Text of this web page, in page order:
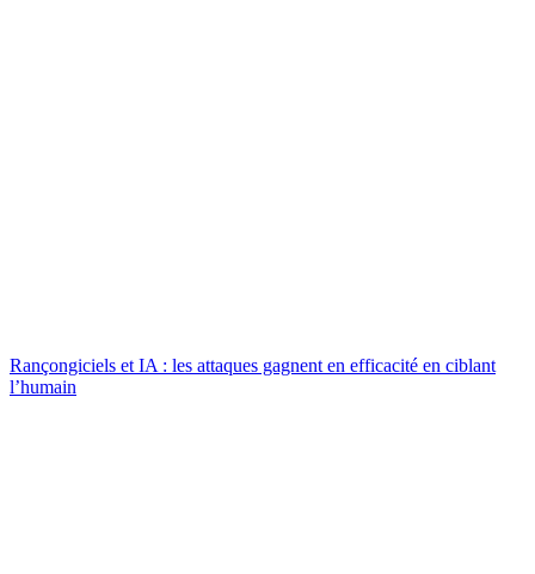
Rançongiciels et IA : les attaques gagnent en efficacité en ciblant
l’humain